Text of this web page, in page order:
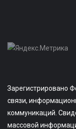
Зарегистрировано
связи,
коммуникаций.
массовой